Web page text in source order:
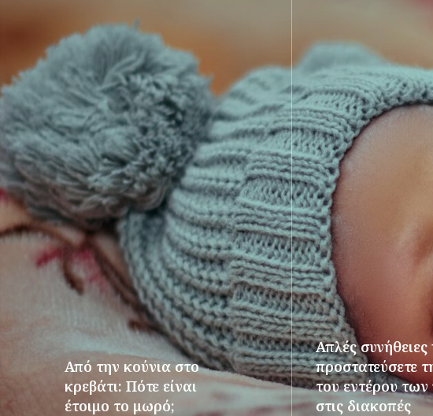
Από την κούνια στο
κρεβάτι: Πότε είναι
έτοιμο το μωρό;
Απλές συνήθειες
προστατεύσετε
του εντέρου των
στις διακοπές